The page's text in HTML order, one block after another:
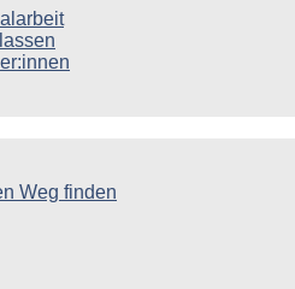
Weg finden